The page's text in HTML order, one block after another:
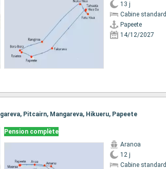
13 j
Cabine standard
Papeete
14/12/2027
Pitcairn, Mangareva, Hikueru, Papeete
Pension complète
Aranoa
12 j
Cabine standard